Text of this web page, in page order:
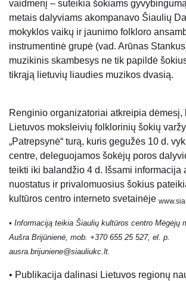
vaidmenį – suteikia šokiams
metais dalyviams akompanavo Šiaulių
mokyklos vaikų ir jaunimo folkloro
instrumentinė grupė (vad. Arūnas
muzikinis skambesys ne tik papildė
tikrąją lietuvių liaudies muzikos dvasią.
Renginio organizatoriai atkreipia dėmesį,
Lietuvos moksleivių folklorinių šokių
„Patrepsynė“ turą, kuris gegužės 10 d.
centre, deleguojamos šokėjų poros
teikti iki balandžio 4 d. Išsami informacija
nuostatus ir privalomuosius šokius
kultūros centro interneto svetainėje
• Informaciją teikia Šiaulių kultūros centro Mėgėjų
Aušra Brijūnienė, mob. +370 655 25 527, el. p.
ausra.brijuniene@siauliukc.lt.
• Publikacija dalinasi Lietuvos regionų